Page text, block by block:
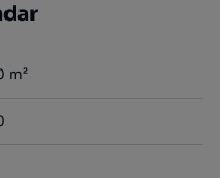
m²